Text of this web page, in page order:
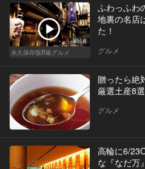
Vol.6
永久保存版B級グルメ
ふわっふわ
地裏の名店
た！
グルメ
贈ったら絶
厳選土産8選
グルメ
高輪に6/
な『なだ万